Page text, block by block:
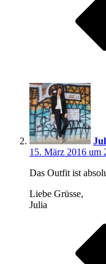
15. März 2016 um
Das Outfit ist
Liebe Grüsse,
Julia